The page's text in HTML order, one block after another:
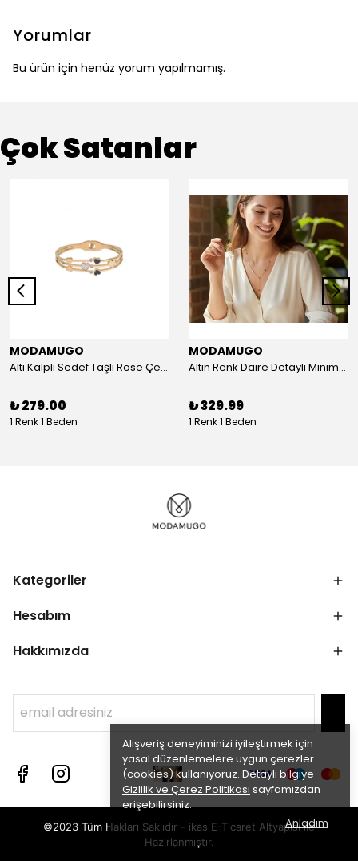
Alışveriş deneyiminizi iyileştirmek için
yasal düzenlemelere uygun çerezler
(cookies) kullanıyoruz. Detaylı bilgiye
Gizlilik ve Çerez Politikası sayfamızdan
erişebilirsiniz.
Anladım
Yorumlar
Bu ürün için henüz yorum yapılmamış.
Çok Satanlar
MODAMUGO
Altı Kalpli Sedef Taşlı Rose Çelik Kelepçe Bileklik
₺ 279.00
1 Renk 1 Beden
MODAMUGO
Altın Renk Daire Detaylı Minimal Y Çelik Kolye
₺ 329.99
1 Renk 1 Beden
Kategoriler
Hesabım
Hakkımızda
©2023 Tüm Hakları Saklıdır - ikas E-Ticaret Altyapısı ile
Hazırlanmıştır.